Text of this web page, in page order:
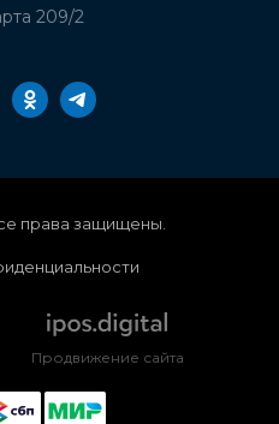
209/2
права защищены.
Продвижение сайта